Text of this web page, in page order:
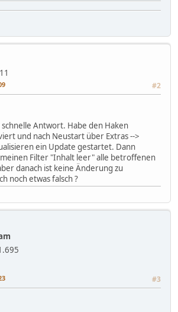
#2
Antwort. Habe den Haken
und nach Neustart über Extras -->
ein Update gestartet. Dann
Filter "Inhalt leer" alle betroffenen
danach ist keine Änderung zu
noch etwas falsch ?
#3